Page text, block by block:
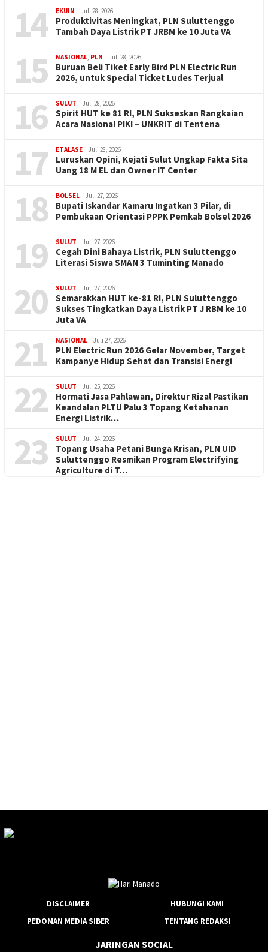
14 EKUIN Juli 28, 2026
Produktivitas Meningkat, PLN Suluttenggo
Tambah Daya Listrik PT JRBM ke 10 Juta VA
15 NASIONAL PLN Juli 28, 2026
Buruan Beli Tiket Early Bird PLN Electric Run
2026, untuk Special Ticket Ludes Terjual
16 SULUT Juli 28, 2026
Spirit HUT ke 81 RI, PLN Sukseskan Rangkaian
Acara Nasional PIKI – UNKRIT di Tentena
17 ETALASE Juli 28, 2026
Luruskan Opini, Kejati Sulut Ungkap Fakta Sita
Uang 18 M EL dan Owner IT Center
18 BOLSEL Juli 27, 2026
Bupati Iskandar Kamaru Ingatkan 3 Pilar, di
Pembukaan Orientasi PPPK Pemkab Bolsel 2026
19 SULUT Juli 27, 2026
Cegah Dini Bahaya Listrik, PLN Suluttenggo
Literasi Siswa SMAN 3 Tuminting Manado
20 SULUT Juli 27, 2026
Semarakkan HUT ke-81 RI, PLN Suluttenggo
Sukses Tingkatkan Daya Listrik PT J RBM ke 10
Juta VA
21 NASIONAL Juli 27, 2026
PLN Electric Run 2026 Gelar November, Target
Kampanye Hidup Sehat dan Transisi Energi
22 SULUT Juli 25, 2026
Hormati Jasa Pahlawan, Direktur Rizal Pastikan
Keandalan PLTU Palu 3 Topang Ketahanan
Energi Listrik…
23 SULUT Juli 24, 2026
Topang Usaha Petani Bunga Krisan, PLN UID
Suluttenggo Resmikan Program Electrifying
Agriculture di T…
DISCLAIMER
HUBUNGI KAMI
PEDOMAN MEDIA SIBER
TENTANG REDAKSI
JARINGAN SOCIAL